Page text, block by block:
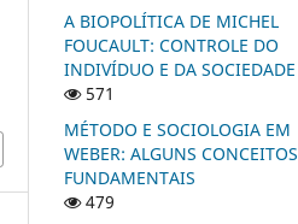
A BIOPOLÍTICA DE MICHEL
FOUCAULT: CONTROLE DO
INDIVÍDUO E DA SOCIEDADE
571
MÉTODO E SOCIOLOGIA EM
WEBER: ALGUNS CONCEITOS
FUNDAMENTAIS
479